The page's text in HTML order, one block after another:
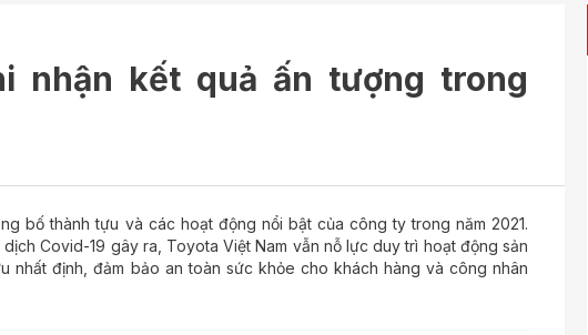
nhận kết quả ấn tượng trong
bố thành tựu và các hoạt động nổi bật của công ty trong năm 2021.
Covid-19 gây ra, Toyota Việt Nam vẫn nỗ lực duy trì hoạt động sản
nhất định, đảm bảo an toàn sức khỏe cho khách hàng và công nhân